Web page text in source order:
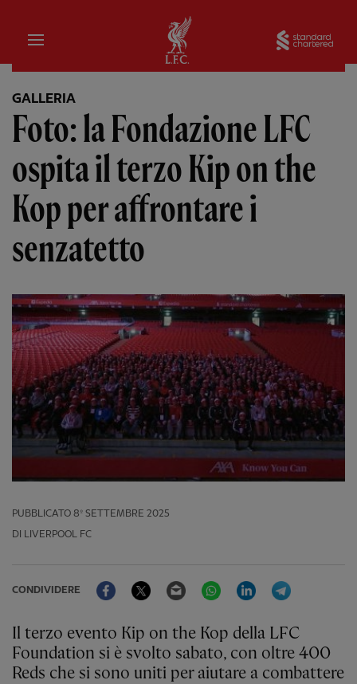
Iniziale
GALLERIA
Foto: la Fondazione LFC
ospita il terzo Kip on the
Kop per affrontare i
senzatetto
PUBBLICATO 8º SETTEMBRE 2025
DI LIVERPOOL FC
CONDIVIDERE
FacebookTwitter Email WhatsAppLinkedIn
Il terzo evento Kip on the Kop della LFC
Foundation si è svolto sabato, con oltre 400
Reds che si sono uniti per aiutare a combattere